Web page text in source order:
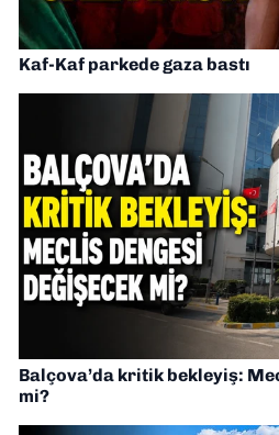
Kaf-Kaf parkede gaza bastı
Balçova’da kritik bekleyiş:
mi?